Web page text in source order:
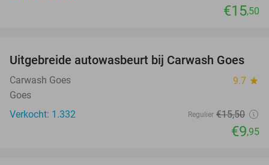
€15,50
36%
Uitgebreide autowasbeurt bij Carwash Goes
Carwash Goes 9.7 star
Goes
Verkocht: 1.332
Regulier €15,50
€9,95